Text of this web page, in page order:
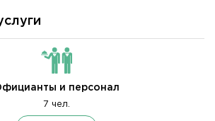
и персонал
7 чел.